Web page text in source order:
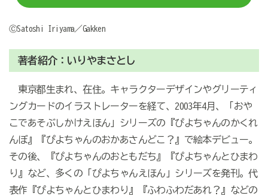
ⒸSatoshi Iriyama／Gakken
著者紹介：いりやまさとし
東京都生まれ、在住。キャラクターデザインやグリーティ
ングカードのイラストレーターを経て、2003年4月、「おや
こであそぶしかけえほん」シリーズの『ぴよちゃんのかくれ
んぼ』『ぴよちゃんのおかあさんどこ？』で絵本デビュー。
その後、『ぴよちゃんのおともだち』『ぴよちゃんとひまわ
り』など、多くの「ぴよちゃんえほん」シリーズを発刊。代
表作『ぴよちゃんとひまわり』『ふわふわだあれ？』などの